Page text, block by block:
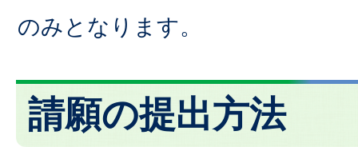
のみとなります。
請願の提出方法